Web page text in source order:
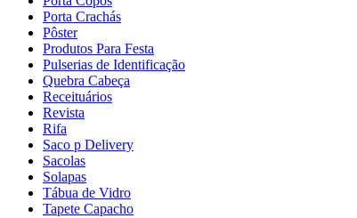
Porta Crachás
Pôster
Produtos Para Festa
Pulserias de Identificação
Quebra Cabeça
Receituários
Revista
Rifa
Saco p Delivery
Sacolas
Solapas
Tábua de Vidro
Tapete Capacho